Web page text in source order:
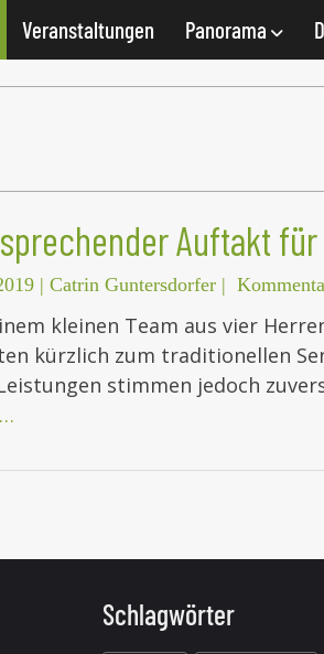
Veranstaltungen Panorama
Auftakt für
| Catrin Guntersdorfer |
kleinen Team aus vier
kürzlich zum traditionellen
stimmen jedoch
Schlagwörter